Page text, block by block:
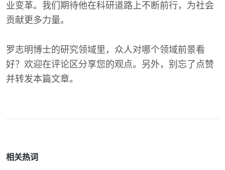
业变革。我们期待他在科研道路上不断前行，为社会
贡献更多力量。
罗志明博士的研究领域里，众人对哪个领域前景看
好？欢迎在评论区分享您的观点。另外，别忘了点赞
并转发本篇文章。
相关热词